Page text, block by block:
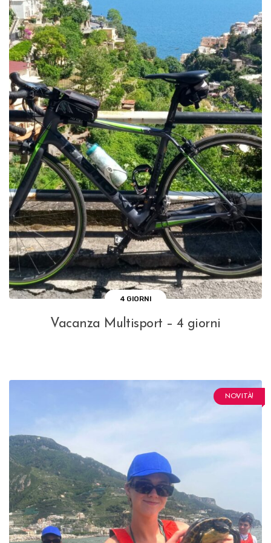
4 GIORNI
Vacanza Multisport – 4 giorni
NOVITÀ!